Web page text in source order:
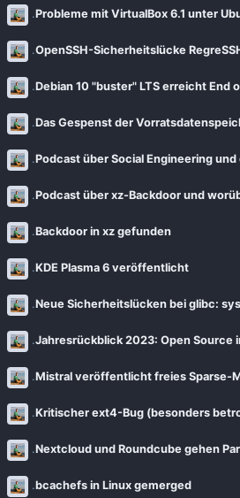
Probleme mit VirtualBox 6.1 unter
OpenSSH-Sicherheitslücke
Debian 10 "buster" LTS erreicht End
Das Gespenst der
Backdoor in xz gefunden
KDE Plasma 6 veröffentlicht
Neue Sicherheitslücken bei glibc:
Kritischer ext4-Bug (besonders
Nextcloud und Roundcube gehen
bcachefs in Linux gemerged